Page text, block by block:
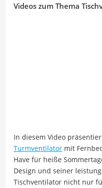
Videos zum Thema
In diesem Video
Turmventilator mit
Have für heiße
Design und seiner
Tischventilator nicht nur